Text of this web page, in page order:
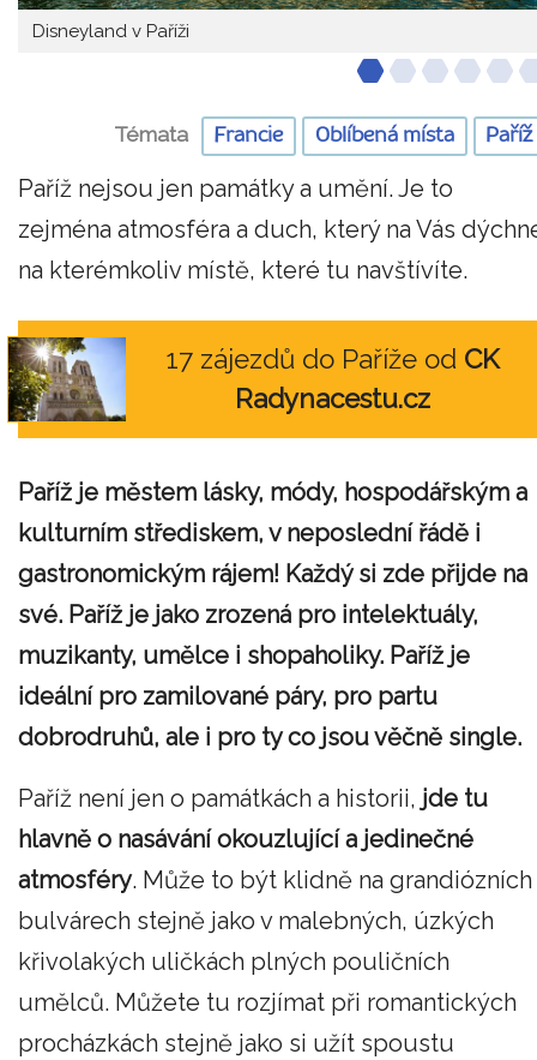
Disneyland v Paříži
Témata Francie Oblíbená místa Paříž
Paříž nejsou jen památky a umění. Je to
zejména atmosféra a duch, který na Vás
na kterémkoliv místě, které tu navštívíte.
17 zájezdů do Paříže od CK
Radynacestu.cz
Paříž je městem lásky, módy, hospodářským a
kulturním střediskem, v neposlední řádě i
gastronomickým rájem! Každý si zde přijde na
své. Paříž je jako zrozená pro intelektuály,
muzikanty, umělce i shopaholiky. Paříž je
ideální pro zamilované páry, pro partu
dobrodruhů, ale i pro ty co jsou věčně single.
Paříž není jen o památkách a historii, jde tu
hlavně o nasávání okouzlující a jedinečné
atmosféry. Může to být klidně na grandiózních
bulvárech stejně jako v malebných, úzkých
křivolakých uličkách plných pouličních
umělců. Můžete tu rozjímat při romantických
procházkách stejně jako si užít spoustu